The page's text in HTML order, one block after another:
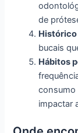
de
bucais
Hábitos
consumo
impactar